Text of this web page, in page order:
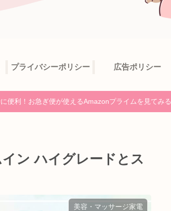
プライバシーポリシー 広告ポリシー
便利！お急ぎ便が使えるAmazonプライムを見てみる
ン ハイグレードとス
美容・マッサージ家電